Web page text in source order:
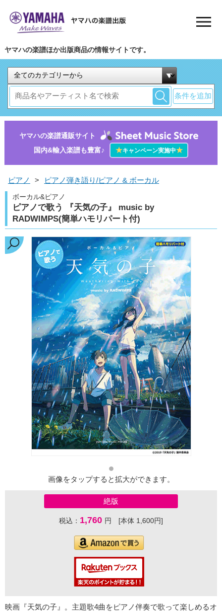
ヤマハの楽譜ほか出版商品の情報サイトです。
条件を追加
ヤマハの楽譜通販サイト
国内&輸入楽譜も豊富♪
★キャンペーン実施中★
ピアノ > ピアノ弾き語り/ピアノ & ボーカル
ボーカル&ピアノ
ピアノで歌う 『天気の子』 music by
RADWIMPS(簡単ハモリパート付)
画像をタップすると拡大ができます。
絶版
税込： 1,760 円 [本体 1,600円]
映画『天気の子』。主題歌4曲をピアノ伴奏で歌って楽しめるオ